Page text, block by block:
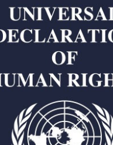
cezası alan Trabzonspor,
trafik ışıklarını bile
kar geliyor. Bu iller hangisi.